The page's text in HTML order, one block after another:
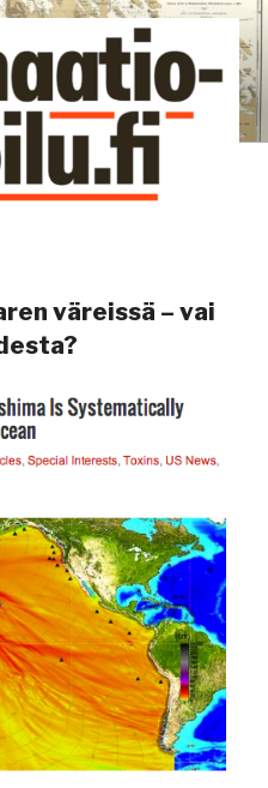
väreissä – vai